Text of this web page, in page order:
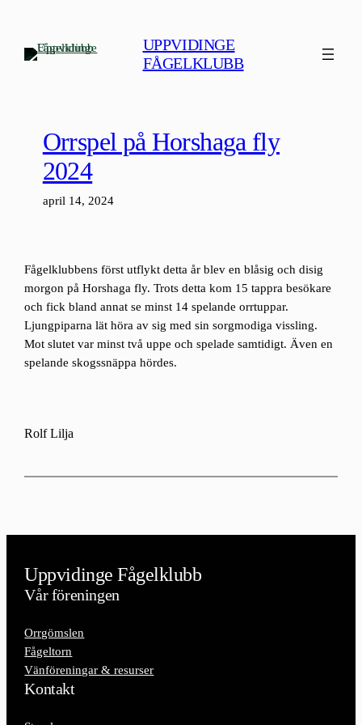
innehåll
UPPVIDINGE
FÅGELKLUBB
Orrspel på Horshaga fly
2024
april 14, 2024
Fågelklubbens först utflykt detta år blev en blåsig och disig
morgon på Horshaga fly. Trots detta kom 15 tappra besökare
och fick bland annat se minst 14 spelande orrtuppar.
Ljungpiparna lät höra av sig med sin sorgmodiga vissling.
Mot slutet var minst två uppe och spelade samtidigt. Även en
spelande skogssnäppa hördes.
Rolf Lilja
Uppvidinge Fågelklubb
Vår föreningen
Orrgömslen
Fågeltorn
Vänföreningar & resurser
Kontakt